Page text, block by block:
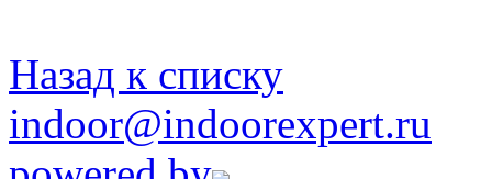
Назад к списку
indoor@indoorexpert.ru